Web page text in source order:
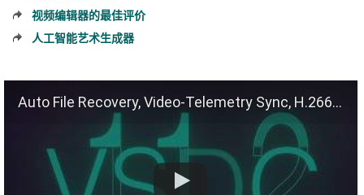
视频编辑器的最佳评价
人工智能艺术生成器
Auto File Recovery, Video-Telemetry Sync, H.266 (VVC)